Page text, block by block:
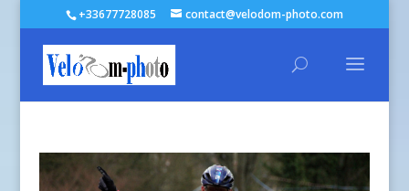
+33677728085 contact@velodom-photo.com